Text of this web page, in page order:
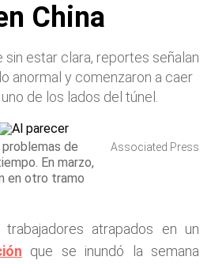
China
sin estar clara, reportes señalan
anormal y comenzaron a caer
de los lados del túnel.
de
En marzo,
en otro tramo
Associated Press
atrapados en un
que se inundó la semana